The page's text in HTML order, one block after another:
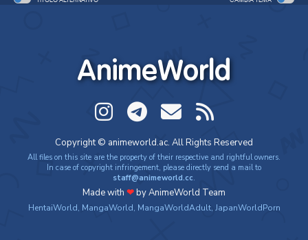
One Piece: Le avventure del detective Cappello di
Special - 2005 - 42 min/ep
One Piece Movie 07: Karakuri-jou no Mecha Kyohei
Movie - 2006 - 1h e 34 min/ep
One Piece Movie 07: Karakuri-jou no Mecha Kyohei
(ITA)
AnimeWorld
Copyright © animeworld.ac. All Rights Reserved
All files on this site are the property of their respective and rightful owners.
In case of copyright infringement, please directly send a mail to
staff@animeworld.cc.
Made with ❤by AnimeWorld Team
HentaiWorld, MangaWorld, MangaWorldAdult, JapanWorldPorn